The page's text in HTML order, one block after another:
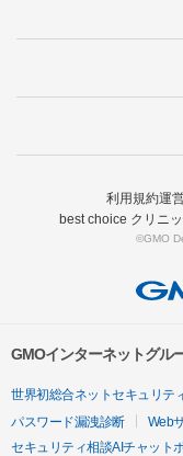
利用規約運
best choice クリニ
©GMO
GMOインターネットグル
世界初総合ネットセキュリテ
パスワード漏洩診断
Web
セキュリティ相談AIチャット